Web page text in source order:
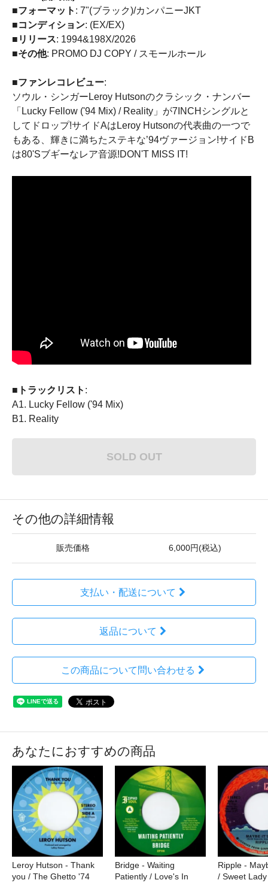
■フォーマット : 7"(ブラック)/カンパニーJKT
■コンディション: (EX/EX)
■リリース: 1994&198X/2026
■その他: PROMO DJ COPY / スモールホール
■ファンレコレビュー:
ソウル・シンガーLeroy Hutsonのクラシック・ナンバー
「Lucky Fellow ('94 Mix) / Reality」が7INCHシングルと
してドロップ!サイドAはLeroy Hutsonの代表曲の一つで
もある、輝きに満ちたステキな’94ヴァージョン!サイドB
は80'Sブギーなレア音源!DON'T MISS IT!
■トラックリスト :
A1. Lucky Fellow ('94 Mix)
B1. Reality
SOLD OUT
その他の詳細情報
販売価格 6,000円(税込)
支払い・配送について
返品について
この商品について問い合わせる
あなたにおすすめの商品
Leroy Hutson - Thank
you / The Ghetto '74
Bridge - Waiting
Patiently / Love's In
Ripple -
/ Sweet